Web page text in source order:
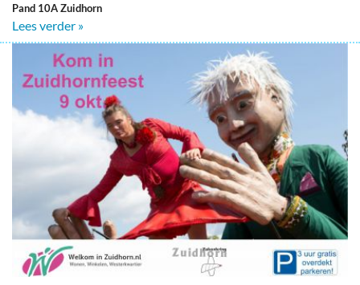
Pand 10A Zuidhorn
Lees verder »